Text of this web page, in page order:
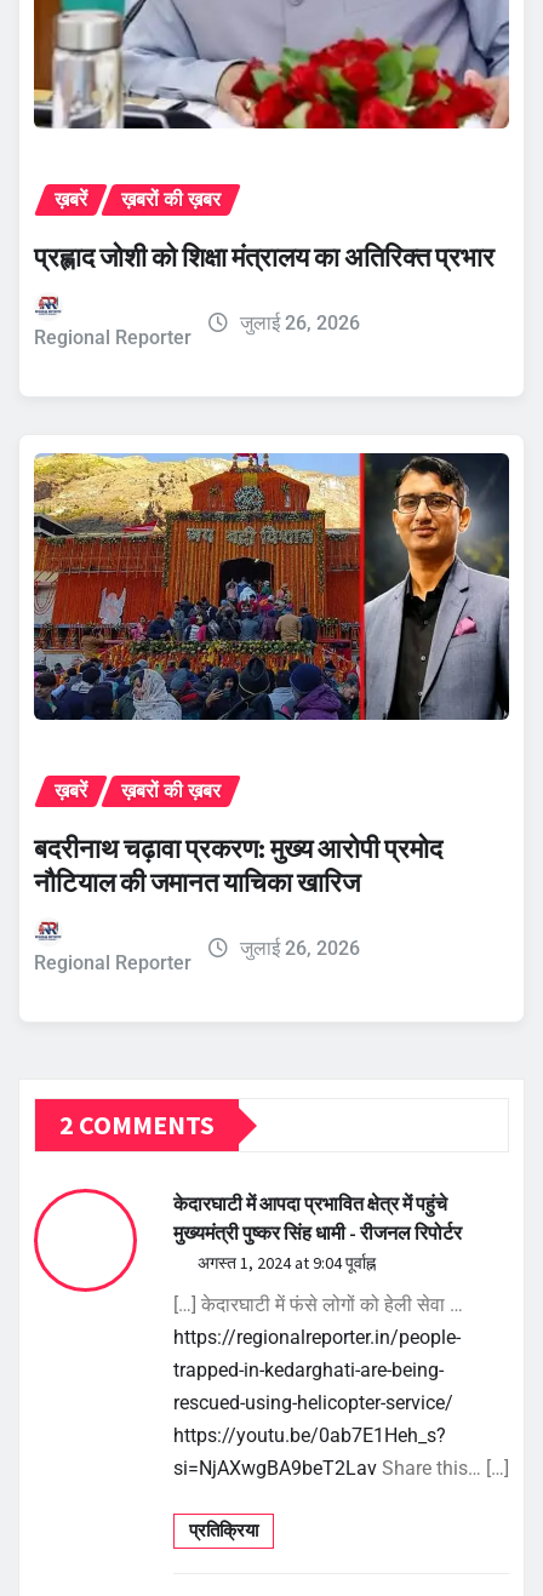
ख़बरें ख़बरों की ख़बर
प्रह्लाद जोशी को शिक्षा मंत्रालय का अतिरिक्त प्रभार
Regional Reporter
जुलाई 26, 2026
ख़बरें ख़बरों की ख़बर
बदरीनाथ चढ़ावा प्रकरण: मुख्य आरोपी प्रमोद
नौटियाल की जमानत याचिका खारिज
Regional Reporter
जुलाई 26, 2026
2 COMMENTS
केदारघाटी में आपदा प्रभावित क्षेत्र में पहुंचे
मुख्यमंत्री पुष्कर सिंह धामी - रीजनल रिपोर्टर
अगस्त 1, 2024 at 9:04 पूर्वाह्न
[…] केदारघाटी में फंसे लोगों को हेली सेवा …
https://regionalreporter.in/people-
trapped-in-kedarghati-are-being-
rescued-using-helicopter-service/
https://youtu.be/0ab7E1Heh_s?
si=NjAXwgBA9beT2Lav Share this… […]
प्रतिक्रिया